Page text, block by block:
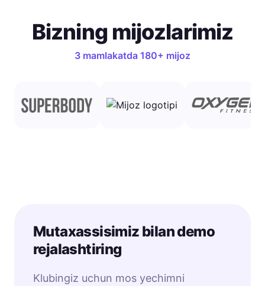
Bizning mijozlarimiz
3 mamlakatda 180+ mijoz
Mutaxassisimiz bilandemo
rejalashtiring
Klubingiz uchun mos yechimni